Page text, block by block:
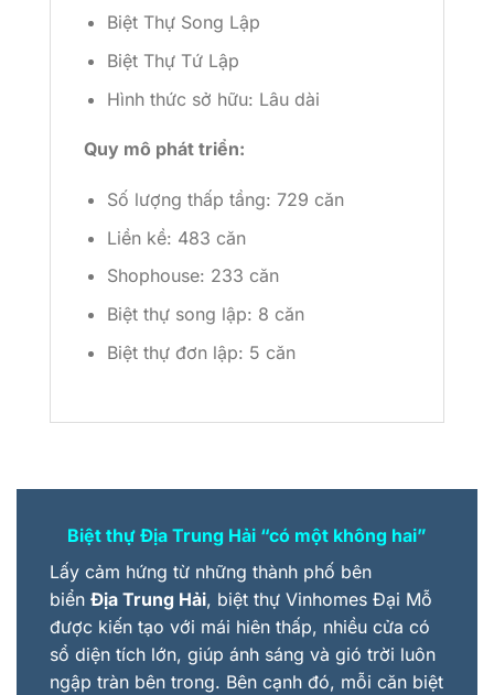
Biệt Thự Song Lập
Biệt Thự Tứ Lập
Hình thức sở hữu: Lâu dài
Quy mô phát triển:
Số lượng thấp tầng: 729 căn
Liền kề: 483 căn
Shophouse: 233 căn
Biệt thự song lập: 8 căn
Biệt thự đơn lập: 5 căn
Biệt thự Địa Trung Hải “có một không hai”
Lấy cảm hứng từ những thành phố bên
biển Địa Trung Hải, biệt thự Vinhomes Đại Mỗ
được kiến tạo với mái hiên thấp, nhiều cửa có
sổ diện tích lớn, giúp ánh sáng và gió trời luôn
ngập tràn bên trong. Bên cạnh đó, mỗi căn biệt